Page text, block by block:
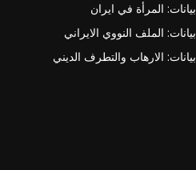
بيانات: المرأة في ايران
بيانات: الملف النووي الايراني
بيانات: الارهاب والتطرف الديني